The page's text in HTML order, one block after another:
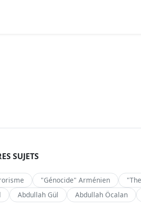
SUJETS
"Génocide" Arménien
Abdullah Gül Abdullah Öcalan